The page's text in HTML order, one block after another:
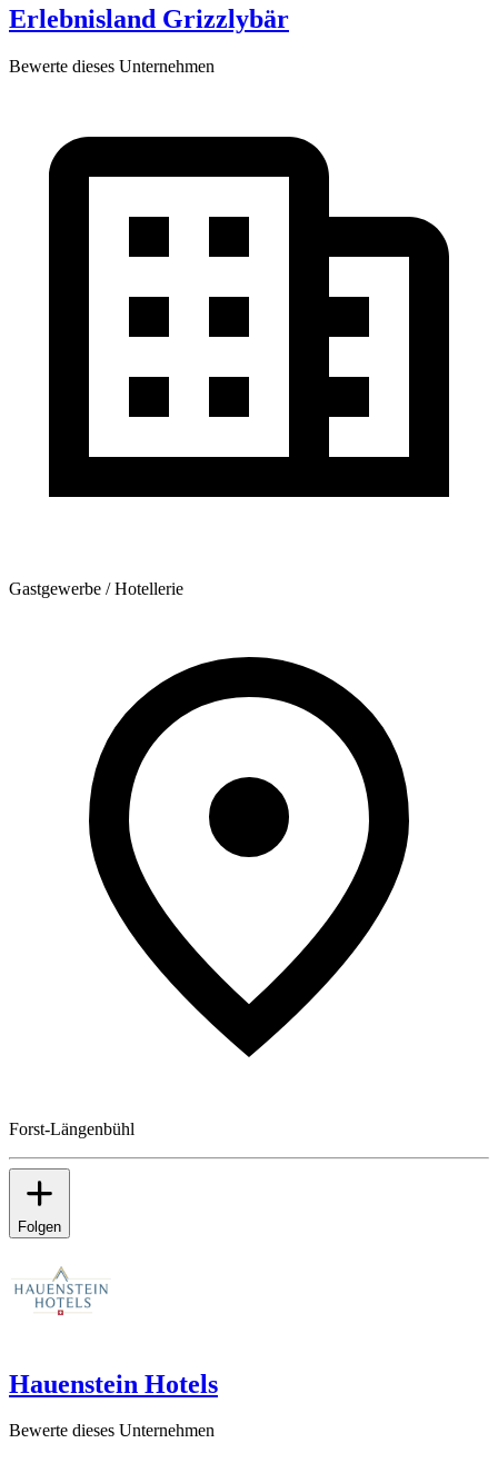
Erlebnisland Grizzlybär
Bewerte dieses Unternehmen
Gastgewerbe / Hotellerie
Forst-Längenbühl
Folgen
Hauenstein Hotels
Bewerte dieses Unternehmen